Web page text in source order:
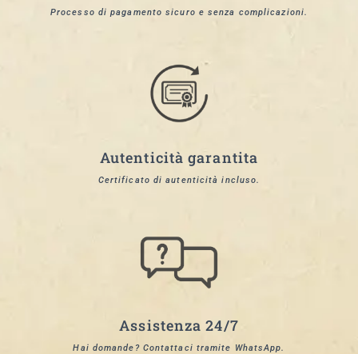
Processo di pagamento sicuro e senza complicazioni.
Autenticità garantita
Certificato di autenticità incluso.
Assistenza 24/7
Hai domande? Contattaci tramite WhatsApp.